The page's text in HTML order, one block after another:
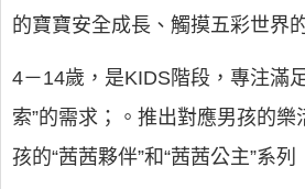
的寶寶安全成長、觸摸五彩世界
4－14歲，是KIDS階段，專注滿
索”的需求；。推出對應男孩的樂
孩的“茜茜夥伴”和“茜茜公主”系列